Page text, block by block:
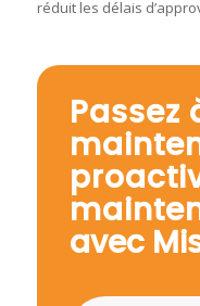
réduit les délais
Passez
avec